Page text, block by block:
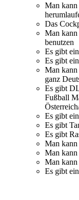
Man kann
Das
Man kann
benutzen
Es gibt
Es gibt
Man kann
ganz
Es gibt
Fußball
Es gibt
Es gibt
Es gibt
Man kann
Man kann
Man kann
Es gibt